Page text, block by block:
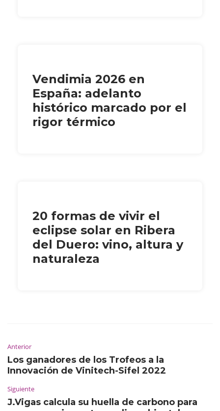
Vendimia 2026 en
España: adelanto
histórico marcado por el
rigor térmico
20 formas de vivir el
eclipse solar en Ribera
del Duero: vino, altura y
naturaleza
Anterior
Los ganadores de los Trofeos a la
Innovación de Vinitech-Sifel 2022
Siguiente
J.Vigas calcula su huella de carbono para